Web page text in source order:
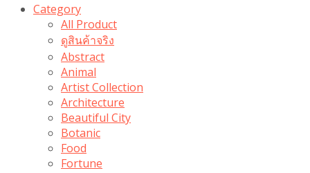
Category
All Product
ดูสินค้าจริง
Abstract
Animal
Artist Collection
Architecture
Beautiful City
Botanic
Food
Fortune